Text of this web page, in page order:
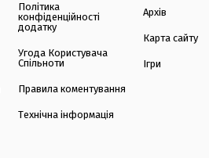
Політика
конфіденційності
додатку
Угода Користувача
Спільноти
Правила коментування
Технічна інформація
Архів
Карта сайту
Ігри